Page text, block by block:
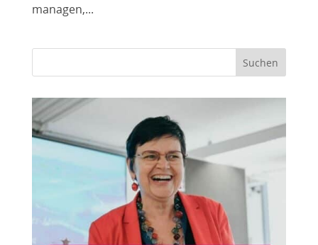
managen,...